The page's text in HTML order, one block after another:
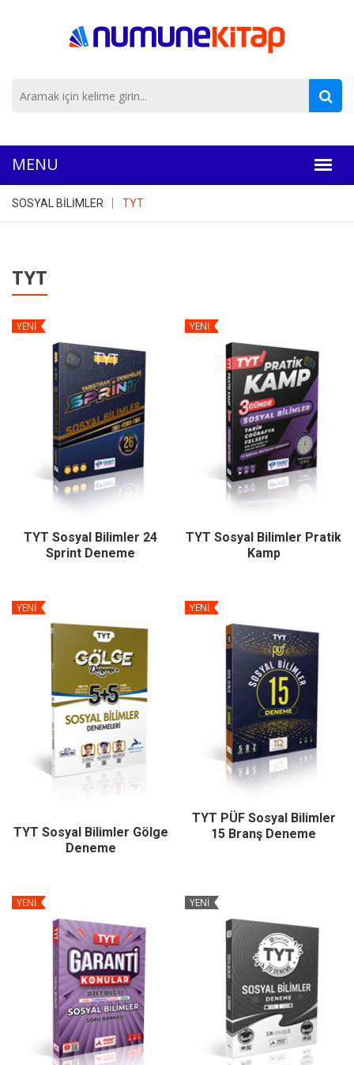
SOSYAL BİLİMLER TYT
TYT
YENİ
TYT Sosyal Bilimler 24
Sprint Deneme
YENİ
TYT Sosyal Bilimler Pratik
Kamp
YENİ
TYT Sosyal Bilimler Gölge
Deneme
YENİ
TYT PÜF Sosyal Bilimler
15 Branş Deneme
YENİ YENİ